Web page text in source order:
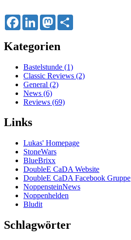
FacebookLinkedInMastodon
Kategorien
Bastelstunde (1)
Classic Reviews (2)
General (2)
News (6)
Reviews (69)
Links
Lukas' Homepage
StoneWars
BlueBrixx
DoubleE CaDA Website
DoubleE CaDA Facebook Gruppe
NoppensteinNews
Noppenhelden
Bludit
Schlagwörter